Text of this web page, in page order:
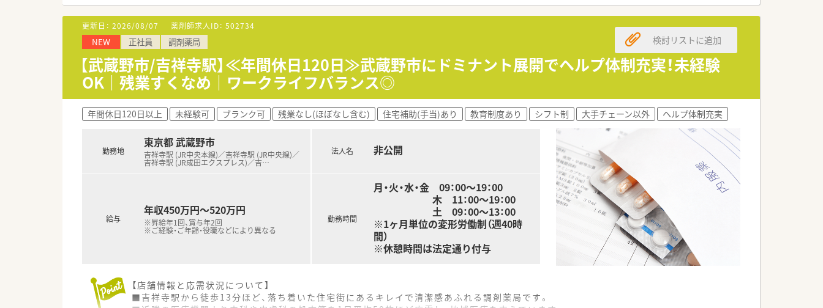
安定して長く仕事を続けられる薬局です。
■認知症カフェや地域活動も積極的に実施されています。
■従業員の男女比は3:7
■ドミナント展開をしているためヘルプ体制も充実しています。
長期休暇を取得されて旅行に行く人もいらっしゃいます。
■全店舗、基準調剤算定施設になっており、ワンランク上の薬剤師の仕事ができます。
■どの店舗も最新設備を積極的に導入し、薬剤師が安心して勤務できる環境を用意。
■調剤未経験の方もご相談可能です。
＼ どの店舗も雰囲気◎ ／
■人間関係の良さが自慢で、他店舗の人とも仲が良く協力体制は整っておりますよ。
■調剤未経験者の方でもしっかりと教えて頂けるので、意欲のある人は大歓迎です。
■配属店舗については適正や通勤距離を考慮して決定となります。
更新日： 2026/08/07 薬剤師求人ID： 502734
NEW 正社員 調剤薬局
【武蔵野市/吉祥寺駅】≪年間休日120日≫武蔵野市にドミナント展開でヘルプ体制充実！未経験
OK｜残業すくなめ｜ワークライフバランス◎
検討リストに追加
年間休日120日以上 未経験可 ブランク可 残業なし(ほぼなし含む) 住宅補助(手当)あり 教育制度あり シフト制 大手チェーン以外 ヘルプ体制充実
勤務地
東京都 武蔵野市
吉祥寺駅 (JR中央本線)／吉祥寺駅 (JR中央線)／
吉祥寺駅 (JR成田エクスプレス)／吉…
給与
年収450万円～520万円
※昇給年1回、賞与年2回
※ご経験・ご年齢・役職などにより異なる
法人名 非公開
勤務時間
月・火・水・金 09：00～19：00
木 11：00～19：00
土 09：00～13：00
※1ヶ月単位の変形労働制（週40時
間）
※休憩時間は法定通り付与
【店舗情報と応需状況について】
■吉祥寺駅から徒歩13分ほど、落ち着いた住宅街にあるキレイで清潔感あふれる調剤薬局です。